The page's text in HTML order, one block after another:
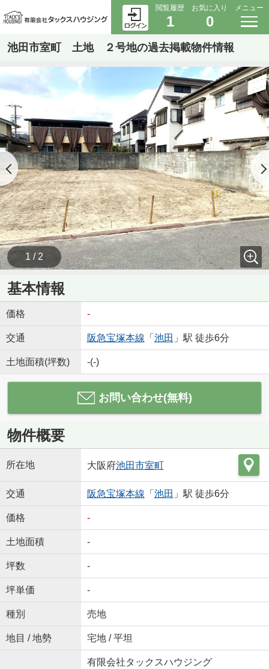
閲覧履歴
1
お気に入り
0
メニュー
池田市室町 土地 ２号地の過去掲載物件情報
1 / 2
基本情報
価格 -
交通 阪急宝塚本線 「 池田 」駅 徒歩6分
土地面積(坪数) -(-)
お問い合わせ(無料)
物件概要
所在地 大阪府池田市室町
交通 阪急宝塚本線 「 池田 」駅 徒歩6分
価格 -
土地面積 -
坪数 -
坪単価 -
種別 売地
地目 / 地勢 宅地 / 平坦
有限会社タックスハウジング